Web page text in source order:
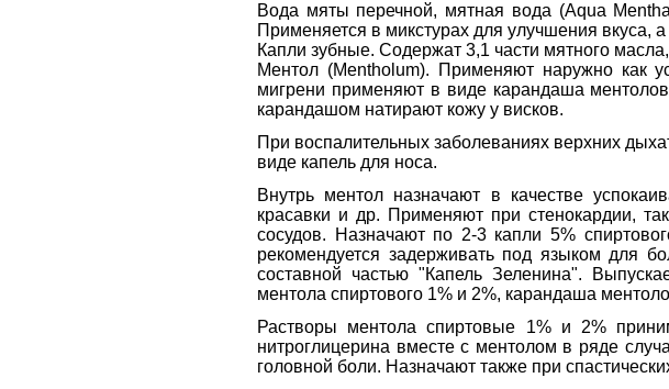
Вода мяты перечной, мятная вода (Aqua
Применяется в микстурах для улучшения вкуса,
Капли зубные. Содержат 3,1 части мятного
Ментол (Mentholum). Применяют наружно как
мигрени применяют в виде карандаша
карандашом натирают кожу у висков.
При воспалительных заболеваниях верхних
виде капель для носа.
Внутрь ментол назначают в качестве
красавки и др. Применяют при стенокардии,
сосудов. Назначают по 2-3 капли 5%
рекомендуется задерживать под языком для
составной частью "Капель Зеленина".
ментола спиртового 1% и 2%, карандаша
Растворы ментола спиртовые 1% и 2%
нитроглицерина вместе с ментолом в ряде
головной боли. Назначают также при